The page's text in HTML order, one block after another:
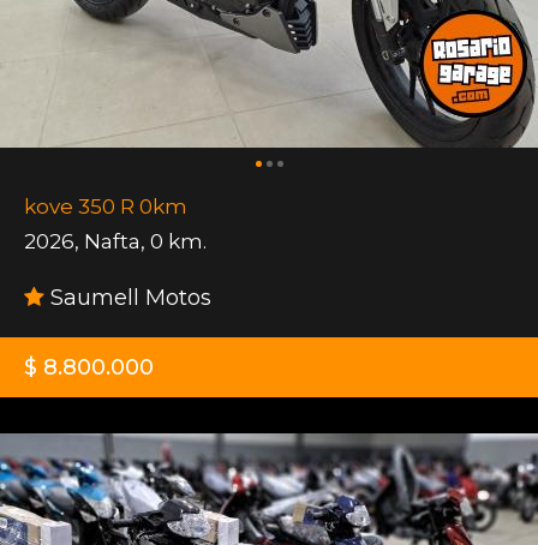
kove 350 R 0km
2026, Nafta, 0 km.
Saumell Motos
$ 8.800.000